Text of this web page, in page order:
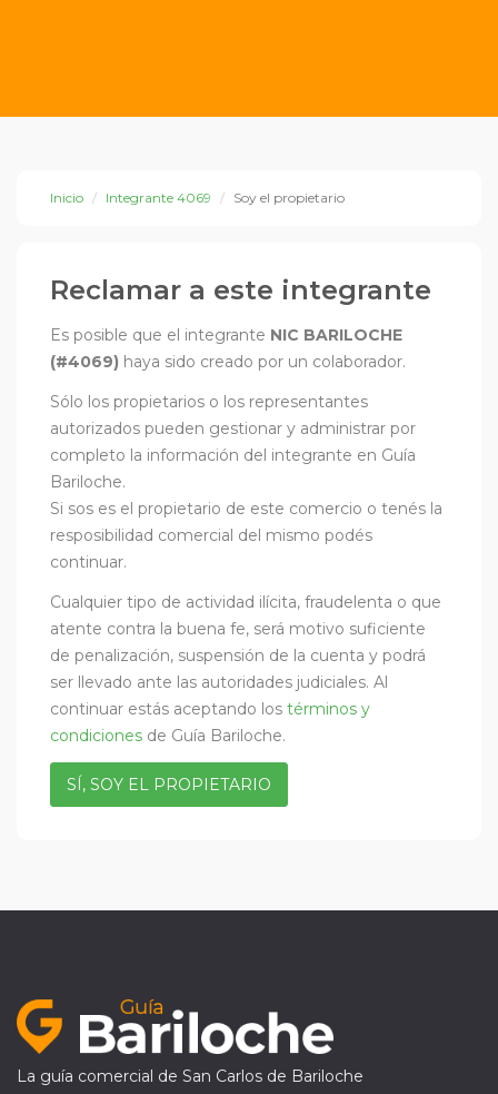
Inicio Integrante 4069 Soy el propietario
Reclamar a este integrante
Es posible que el integrante NIC BARILOCHE
(#4069) haya sido creado por un colaborador.
Sólo los propietarios o los representantes
autorizados pueden gestionar y administrar por
completo la información del integrante en Guía
Bariloche.
Si sos es el propietario de este comercio o tenés la
resposibilidad comercial del mismo podés
continuar.
Cualquier tipo de actividad ilícita, fraudelenta o que
atente contra la buena fe, será motivo suficiente
de penalización, suspensión de la cuenta y podrá
ser llevado ante las autoridades judiciales. Al
continuar estás aceptando los términos y
condiciones de Guía Bariloche.
SÍ, SOY EL PROPIETARIO
La guía comercial de San Carlos de Bariloche